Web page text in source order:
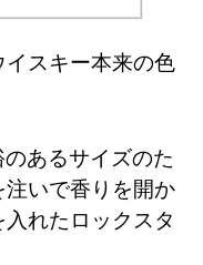
スキー本来の色
あるサイズのた
いで香りを開か
れたロックスタ